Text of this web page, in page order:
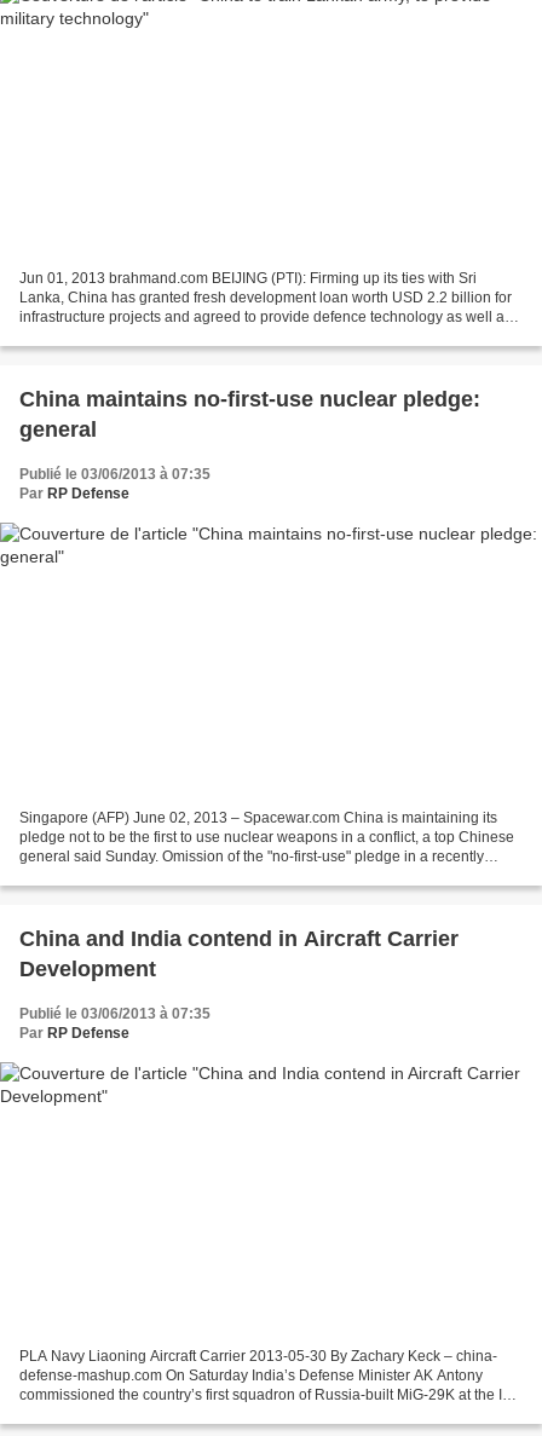
Jun 01, 2013 brahmand.com BEIJING (PTI): Firming up its ties with Sri
Lanka, China has granted fresh development loan worth USD 2.2 billion for
infrastructure projects and agreed to provide defence technology as well as
China maintains no-first-use nuclear pledge:
general
Publié le 03/06/2013 à 07:35
Par RP Defense
Singapore (AFP) June 02, 2013 – Spacewar.com China is maintaining its
pledge not to be the first to use nuclear weapons in a conflict, a top Chinese
general said Sunday. Omission of the "no-first-use" pledge in a recently
China and India contend in Aircraft Carrier
Development
Publié le 03/06/2013 à 07:35
Par RP Defense
PLA Navy Liaoning Aircraft Carrier 2013-05-30 By Zachary Keck – china-
defense-mashup.com On Saturday India’s Defense Minister AK Antony
commissioned the country’s first squadron of Russia-built MiG-29K at the INS